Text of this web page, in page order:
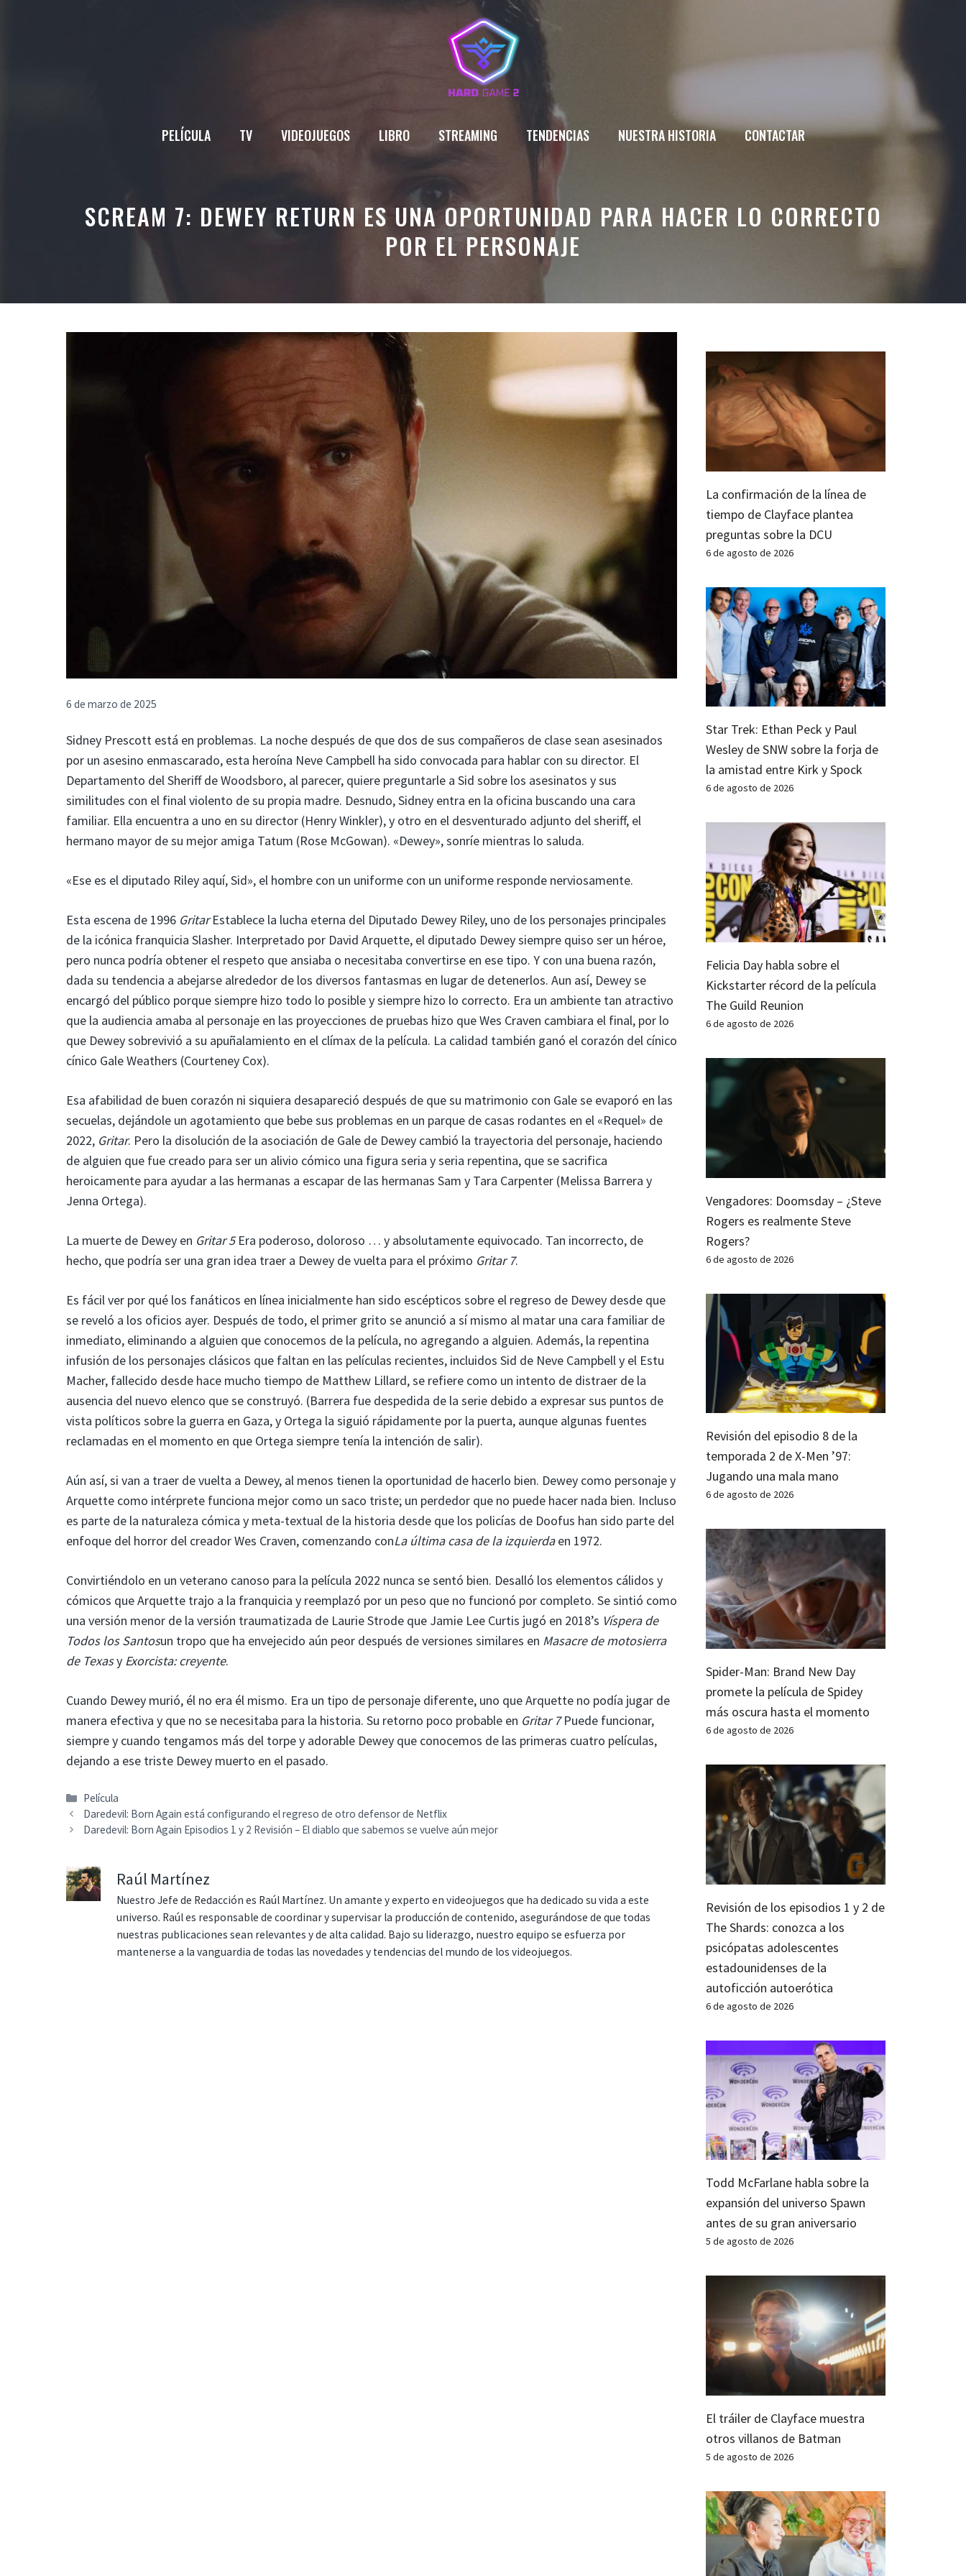
PELÍCULA TV VIDEOJUEGOS LIBRO STREAMING TENDENCIAS NUESTRA HISTORIA CONTACTAR
SCREAM 7: DEWEY RETURN ES UNA OPORTUNIDAD PARA HACER LO CORRECTO
POR EL PERSONAJE
6 de marzo de 2025
Sidney Prescott está en problemas. La noche después de que dos de sus compañeros de clase sean asesinados
por un asesino enmascarado, esta heroína Neve Campbell ha sido convocada para hablar con su director. El
Departamento del Sheriff de Woodsboro, al parecer, quiere preguntarle a Sid sobre los asesinatos y sus
similitudes con el final violento de su propia madre. Desnudo, Sidney entra en la oficina buscando una cara
familiar. Ella encuentra a uno en su director (Henry Winkler), y otro en el desventurado adjunto del sheriff, el
hermano mayor de su mejor amiga Tatum (Rose McGowan). «Dewey», sonríe mientras lo saluda.
«Ese es el diputado Riley aquí, Sid», el hombre con un uniforme con un uniforme responde nerviosamente.
Esta escena de 1996 GritarEstablece la lucha eterna del Diputado Dewey Riley, uno de los personajes principales
de la icónica franquicia Slasher. Interpretado por David Arquette, el diputado Dewey siempre quiso ser un héroe,
pero nunca podría obtener el respeto que ansiaba o necesitaba convertirse en ese tipo. Y con una buena razón,
dada su tendencia a abejarse alrededor de los diversos fantasmas en lugar de detenerlos. Aun así, Dewey se
encargó del público porque siempre hizo todo lo posible y siempre hizo lo correcto. Era un ambiente tan atractivo
que la audiencia amaba al personaje en las proyecciones de pruebas hizo que Wes Craven cambiara el final, por lo
que Dewey sobrevivió a su apuñalamiento en el clímax de la película. La calidad también ganó el corazón del cínico
cínico Gale Weathers (Courteney Cox).
Esa afabilidad de buen corazón ni siquiera desapareció después de que su matrimonio con Gale se evaporó en las
secuelas, dejándole un agotamiento que bebe sus problemas en un parque de casas rodantes en el «Requel» de
2022, Gritar. Pero la disolución de la asociación de Gale de Dewey cambió la trayectoria del personaje, haciendo
de alguien que fue creado para ser un alivio cómico una figura seria y seria repentina, que se sacrifica
heroicamente para ayudar a las hermanas a escapar de las hermanas Sam y Tara Carpenter (Melissa Barrera y
Jenna Ortega).
La muerte de Dewey en Gritar 5Era poderoso, doloroso … y absolutamente equivocado. Tan incorrecto, de
hecho, que podría ser una gran idea traer a Dewey de vuelta para el próximo Gritar 7.
Es fácil ver por qué los fanáticos en línea inicialmente han sido escépticos sobre el regreso de Dewey desde que
se reveló a los oficios ayer. Después de todo, el primer grito se anunció a sí mismo al matar una cara familiar de
inmediato, eliminando a alguien que conocemos de la película, no agregando a alguien. Además, la repentina
infusión de los personajes clásicos que faltan en las películas recientes, incluidos Sid de Neve Campbell y el Estu
Macher, fallecido desde hace mucho tiempo de Matthew Lillard, se refiere como un intento de distraer de la
ausencia del nuevo elenco que se construyó. (Barrera fue despedida de la serie debido a expresar sus puntos de
vista políticos sobre la guerra en Gaza, y Ortega la siguió rápidamente por la puerta, aunque algunas fuentes
reclamadas en el momento en que Ortega siempre tenía la intención de salir).
Aún así, si van a traer de vuelta a Dewey, al menos tienen la oportunidad de hacerlo bien. Dewey como personaje y
Arquette como intérprete funciona mejor como un saco triste; un perdedor que no puede hacer nada bien. Incluso
es parte de la naturaleza cómica y meta-textual de la historia desde que los policías de Doofus han sido parte del
enfoque del horror del creador Wes Craven, comenzando conLa última casa de la izquierdaen 1972.
Convirtiéndolo en un veterano canoso para la película 2022 nunca se sentó bien. Desalló los elementos cálidos y
cómicos que Arquette trajo a la franquicia y reemplazó por un peso que no funcionó por completo. Se sintió como
una versión menor de la versión traumatizada de Laurie Strode que Jamie Lee Curtis jugó en 2018’s Víspera de
Todos los Santosun tropo que ha envejecido aún peor después de versiones similares en Masacre de motosierra
de Texasy Exorcista: creyente.
Cuando Dewey murió, él no era él mismo. Era un tipo de personaje diferente, uno que Arquette no podía jugar de
manera efectiva y que no se necesitaba para la historia. Su retorno poco probable en Gritar 7Puede funcionar,
siempre y cuando tengamos más del torpe y adorable Dewey que conocemos de las primeras cuatro películas,
dejando a ese triste Dewey muerto en el pasado.
Categorías
Película
Daredevil: Born Again está configurando el regreso de otro defensor de Netflix
Daredevil: Born Again Episodios 1 y 2 Revisión – El diablo que sabemos se vuelve aún mejor
Raúl Martínez
Nuestro Jefe de Redacción es Raúl Martínez. Un amante y experto en videojuegos que ha dedicado su vida a este
universo. Raúl es responsable de coordinar y supervisar la producción de contenido, asegurándose de que todas
nuestras publicaciones sean relevantes y de alta calidad. Bajo su liderazgo, nuestro equipo se esfuerza por
mantenerse a la vanguardia de todas las novedades y tendencias del mundo de los videojuegos.
La confirmación de la línea de
tiempo de Clayface plantea
preguntas sobre la DCU
6 de agosto de 2026
Star Trek: Ethan Peck y Paul
Wesley de SNW sobre la forja de
la amistad entre Kirk y Spock
6 de agosto de 2026
Felicia Day habla sobre el
Kickstarter récord de la película
The Guild Reunion
6 de agosto de 2026
Vengadores: Doomsday – ¿Steve
Rogers es realmente Steve
Rogers?
6 de agosto de 2026
Revisión del episodio 8 de la
temporada 2 de X-Men ’97:
Jugando una mala mano
6 de agosto de 2026
Spider-Man: Brand New Day
promete la película de Spidey
más oscura hasta el momento
6 de agosto de 2026
Revisión de los episodios 1 y 2 de
The Shards: conozca a los
psicópatas adolescentes
estadounidenses de la
autoficción autoerótica
6 de agosto de 2026
Todd McFarlane habla sobre la
expansión del universo Spawn
antes de su gran aniversario
5 de agosto de 2026
El tráiler de Clayface muestra
otros villanos de Batman
5 de agosto de 2026